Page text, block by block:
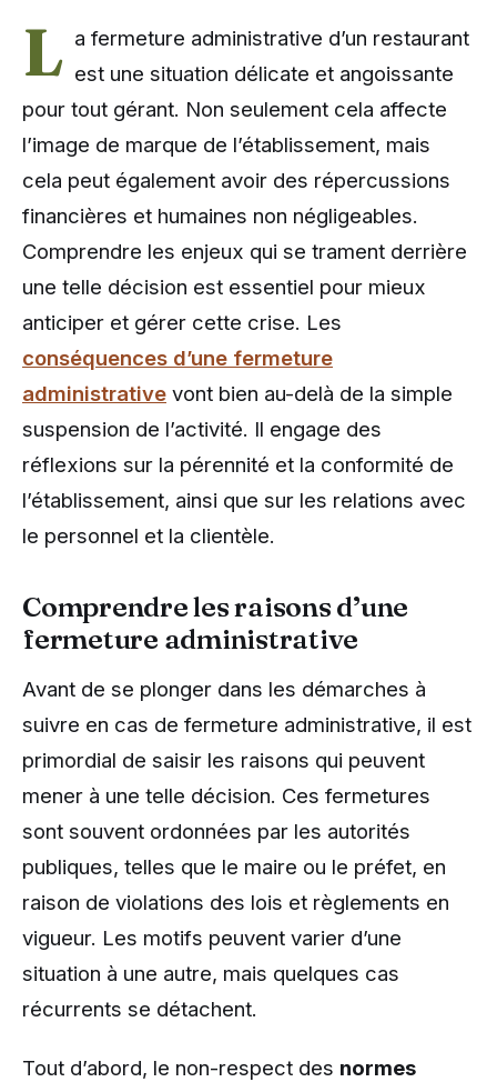
L a fermeture administrative d’un restaurant
est une situation délicate et angoissante
pour tout gérant. Non seulement cela affecte
l’image de marque de l’établissement, mais
cela peut également avoir des répercussions
financières et humaines non négligeables.
Comprendre les enjeux qui se trament derrière
une telle décision est essentiel pour mieux
anticiper et gérer cette crise. Les
conséquences d’une fermeture
administrative vont bien au-delà de la simple
suspension de l’activité. Il engage des
réflexions sur la pérennité et la conformité de
l’établissement, ainsi que sur les relations avec
le personnel et la clientèle.
Comprendre les raisons d’une
fermeture administrative
Avant de se plonger dans les démarches à
suivre en cas de fermeture administrative, il est
primordial de saisir les raisons qui peuvent
mener à une telle décision. Ces fermetures
sont souvent ordonnées par les autorités
publiques, telles que le maire ou le préfet, en
raison de violations des lois et règlements en
vigueur. Les motifs peuvent varier d’une
situation à une autre, mais quelques cas
récurrents se détachent.
Tout d’abord, le non-respect des normes